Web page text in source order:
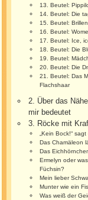
13. Beutel:
14. Beutel: Die
15. Beutel:
16. Beutel:
17. Beutel: Ice,
18. Beutel: Die
19. Beutel:
20. Beutel: Die
21. Beutel: Das
Flachshaar
2. Über das
mir bedeutet
3. Röcke mit
„Kein Bock!“
Das Chamäleon
Das
Ermelyn oder
Füchsin?
Mein lieber
Munter wie ein
Was weiß der